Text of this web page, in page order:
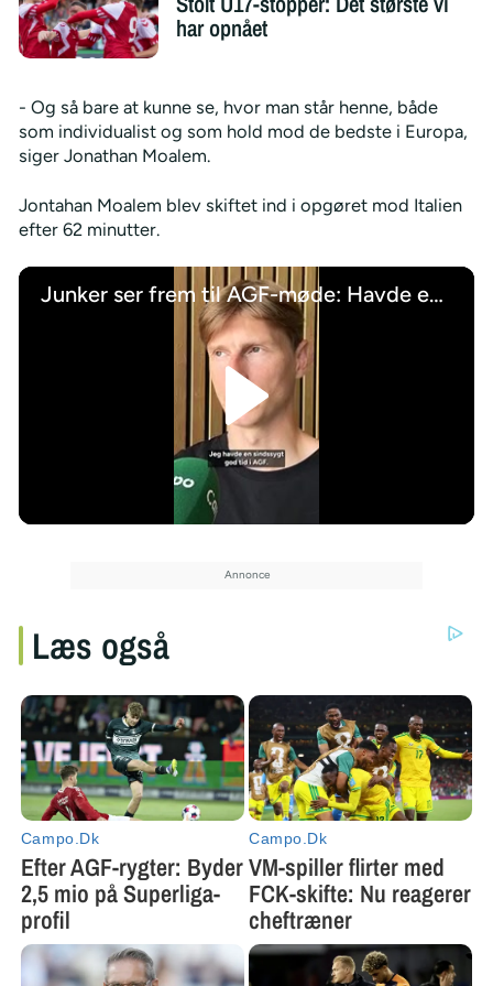
har opnået
- Og så bare at kunne se, hvor man står henne, både
som individualist og som hold mod de bedste i Europa,
siger Jonathan Moalem.
Jontahan Moalem blev skiftet ind i opgøret mod Italien
efter 62 minutter.
Junker ser frem til AGF-møde: Havde en sindssygt god tid
/